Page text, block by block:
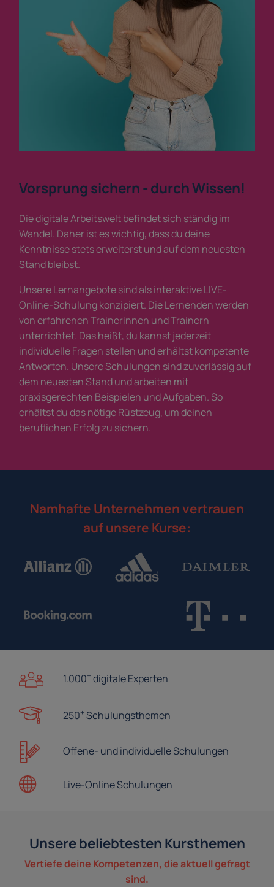
Vorsprung sichern - durch Wissen!
Die digitale Arbeitswelt befindet sich ständig im
Wandel. Daher ist es wichtig, dass du deine
Kenntnisse stets erweiterst und auf dem neuesten
Stand bleibst.
Unsere Lernangebote sind als interaktive LIVE-
Online-Schulung konzipiert. Die Lernenden werden
von erfahrenen Trainerinnen und Trainern
unterrichtet. Das heißt, du kannst jederzeit
individuelle Fragen stellen und erhältst kompetente
Antworten. Unsere Schulungen sind zuverlässig auf
dem neuesten Stand und arbeiten mit
praxisgerechten Beispielen und Aufgaben. So
erhältst du das nötige Rüstzeug, um deinen
beruflichen Erfolg zu sichern.
Namhafte Unternehmen vertrauen
auf unsere Kurse:
1.000+ digitale Experten
250+ Schulungsthemen
Offene- undindividuelle Schulungen
Live-OnlineSchulungen
Unsere beliebtesten Kursthemen
Vertiefe deine Kompetenzen, die aktuell gefragt
sind.